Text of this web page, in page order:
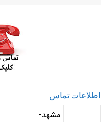
اطلاعات تماس
مشهد-